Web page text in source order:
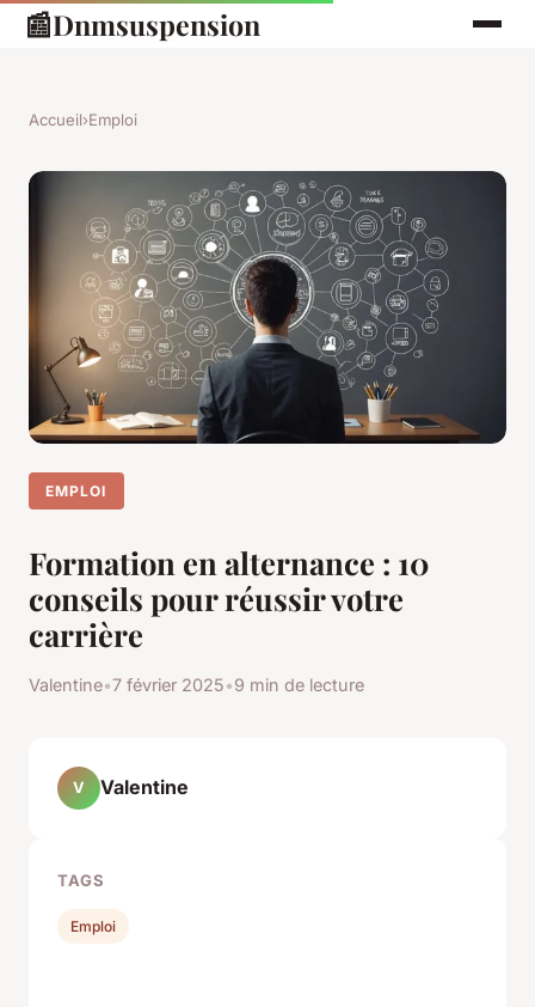
📰Dnmsuspension
Accueil›Emploi
EMPLOI
Formation en alternance : 10
conseils pour réussir votre
carrière
Valentine•7 février 2025•9 min de lecture
V Valentine
TAGS
Emploi